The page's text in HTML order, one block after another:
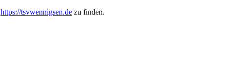
https://tsvwennigsen.de zu finden.